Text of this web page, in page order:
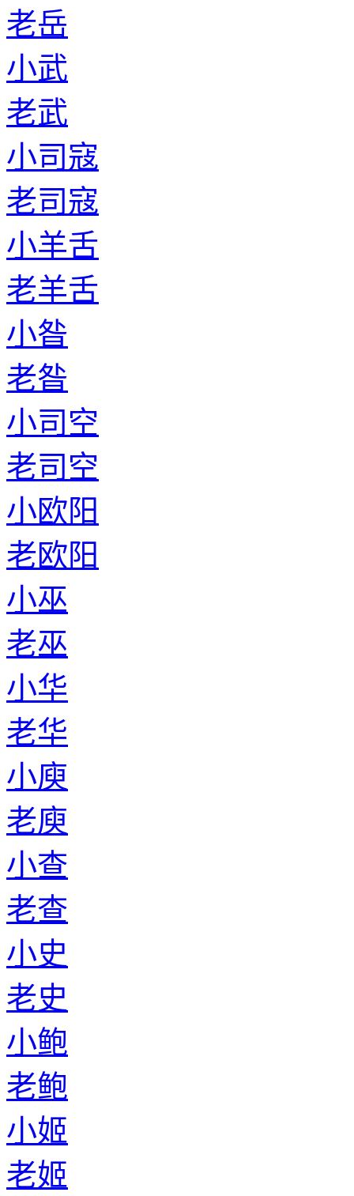
老岳
小武
老武
小司寇
老司寇
小羊舌
老羊舌
小昝
老昝
小司空
老司空
小欧阳
老欧阳
小巫
老巫
小华
老华
小庾
老庾
小查
老查
小史
老史
小鲍
老鲍
小姬
老姬